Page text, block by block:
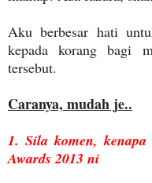
Aku berbesar hati
kepada korang bagi
tersebut.
Caranya, mudah je..
1. Sila komen,
Awards 2013 ni